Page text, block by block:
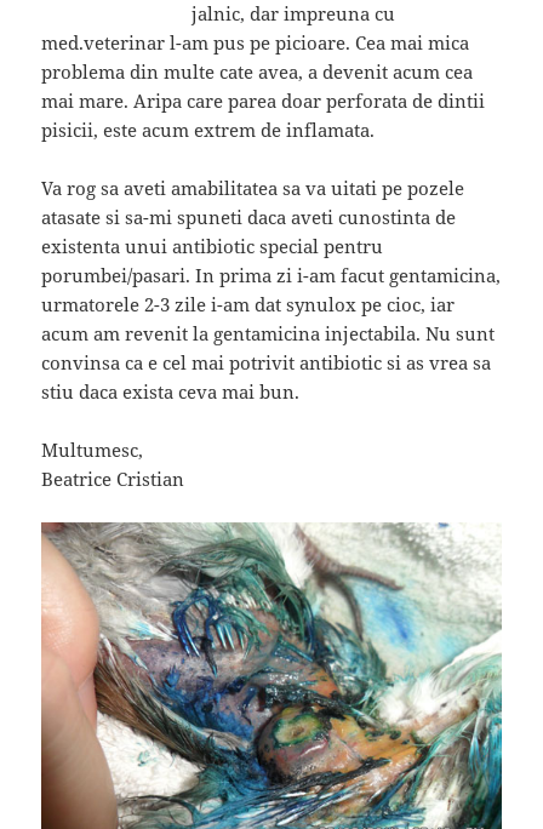
jalnic, dar impreuna cu
med.veterinar l-am pus pe picioare. Cea mai mica
problema din multe cate avea, a devenit acum cea
mai mare. Aripa care parea doar perforata de dintii
pisicii, este acum extrem de inflamata.
Va rog sa aveti amabilitatea sa va uitati pe pozele
atasate si sa-mi spuneti daca aveti cunostinta de
existenta unui antibiotic special pentru
porumbei/pasari. In prima zi i-am facut gentamicina,
urmatorele 2-3 zile i-am dat synulox pe cioc, iar
acum am revenit la gentamicina injectabila. Nu sunt
convinsa ca e cel mai potrivit antibiotic si as vrea sa
stiu daca exista ceva mai bun.
Multumesc,
Beatrice Cristian